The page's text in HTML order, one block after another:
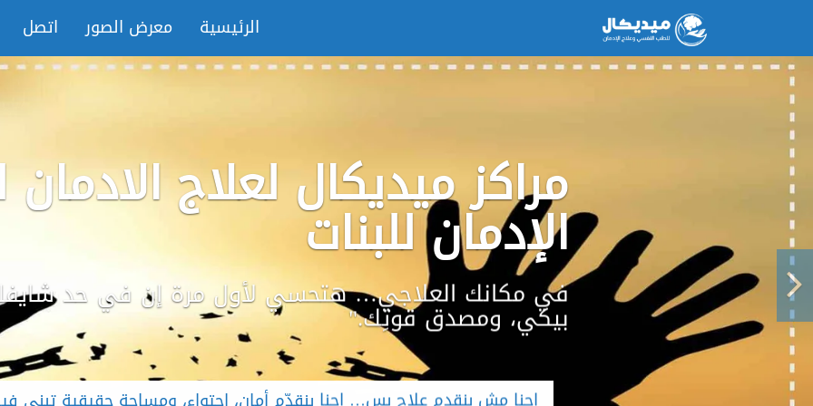
الرئيسية معرض الصور اتصل
مراكز ميديكال لعلاج الادمان
الإدمان للبنات
في مكانك العلاجي… هتحسي لأول مرة إن في حد
بيكي، ومصدق قوتِك."